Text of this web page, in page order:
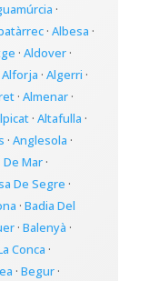
·
· Albesa ·
· Aldover·
Alforja · Algerri ·
· Almenar·
· Altafulla ·
· Anglesola ·
Mar·
De Segre ·
· Badia Del
· Balenyà ·
Conca ·
· Begur·